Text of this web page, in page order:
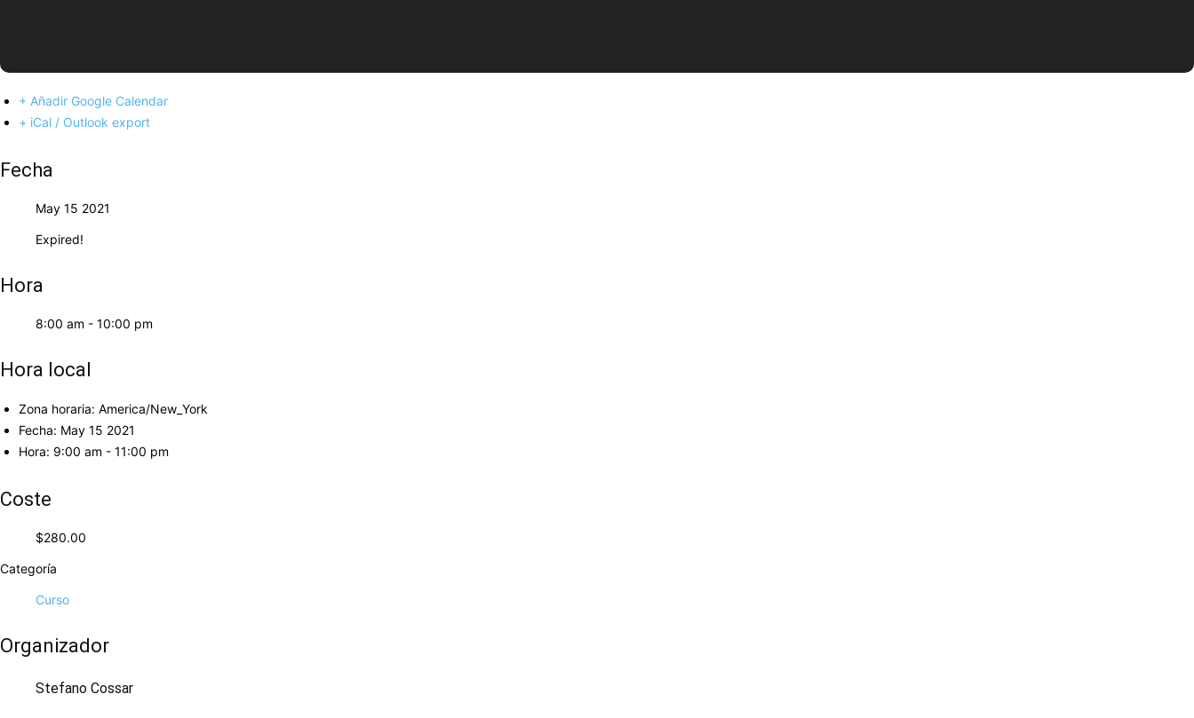
+ Añadir Google Calendar
+ iCal / Outlook export
Fecha
May 15 2021
Expired!
Hora
8:00 am - 10:00 pm
Hora local
Zona horaria: America/New_York
Fecha: May 15 2021
Hora: 9:00 am - 11:00 pm
Coste
$280.00
Categoría
Curso
Organizador
Stefano Cossar